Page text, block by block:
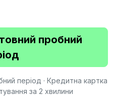
пробний
період · Кредитна картка
за 2 хвилини